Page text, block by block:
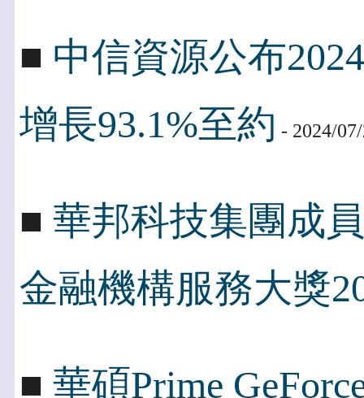
■ 中信資源公布
增長93.1%至約 - 2024/
■ 華邦科技集團成
金融機構服務大獎
■ 華碩Prime